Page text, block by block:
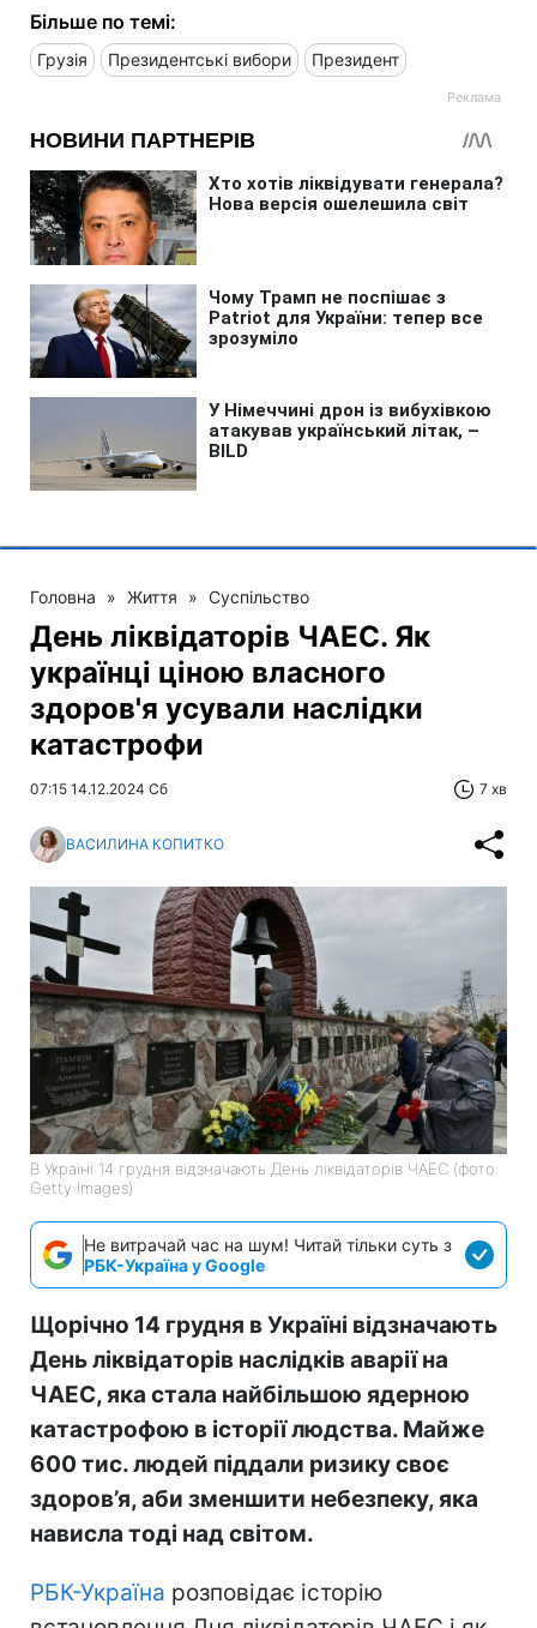
Більше по темі:
Грузія Президентські вибори Президент
Головна » Життя » Суспільство
День ліквідаторів ЧАЕС. Як
українці ціною власного
здоров'я усували наслідки
катастрофи
07:15 14.12.2024 Сб 7 хв
ВАСИЛИНА КОПИТКО
В Україні 14 грудня відзначають День ліквідаторів ЧАЕС (фото:
Getty Images)
Не витрачай час на шум! Читай тільки суть з
РБК-Україна у Google
Щорічно 14 грудня в Україні відзначають
День ліквідаторів наслідків аварії на
ЧАЕС, яка стала найбільшою ядерною
катастрофою в історії людства. Майже
600 тис. людей піддали ризику своє
здоров’я, аби зменшити небезпеку, яка
нависла тоді над світом.
РБК-Україна розповідає історію